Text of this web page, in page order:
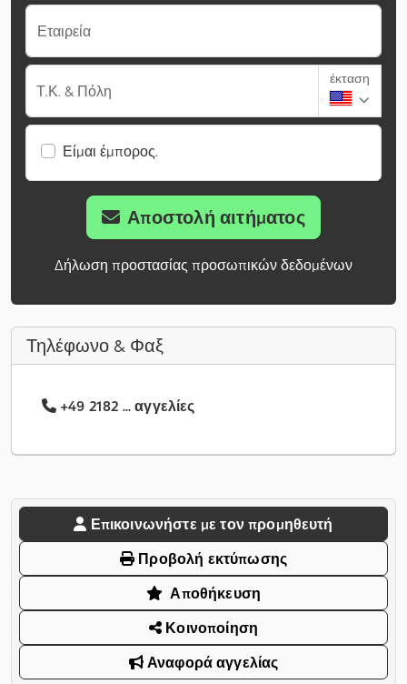
Εταιρεία
Τ.Κ. & Πόλη
έκταση
Είμαι έμπορος.
Αποστολή αιτήματος
Δήλωση προστασίας προσωπικών δεδομένων
Τηλέφωνο & Φαξ
+49 2182 ... αγγελίες
Επικοινωνήστε με τον προμηθευτή
Προβολή εκτύπωσης
Αποθήκευση
Κοινοποίηση
Αναφορά αγγελίας